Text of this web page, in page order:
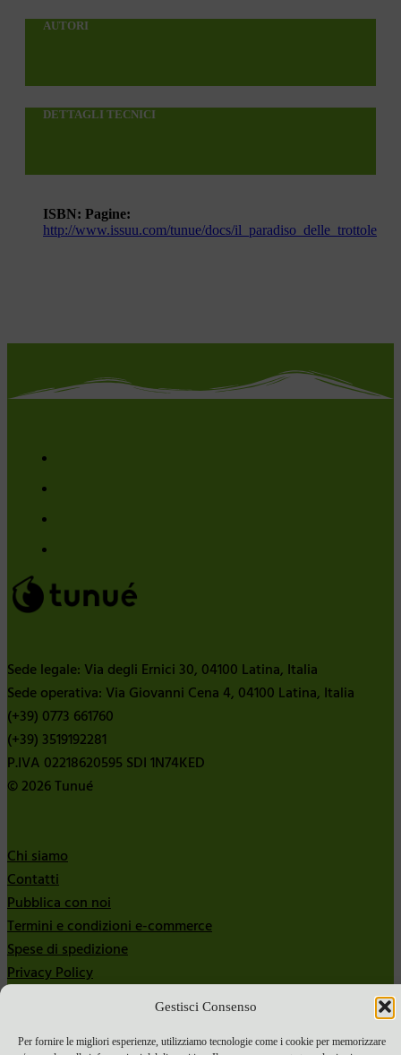
Gestisci Consenso
Per fornire le migliori esperienze, utilizziamo tecnologie come i cookie per memorizzare
AUTORI
DETTAGLI TECNICI
ISBN: Pagine:
http://www.issuu.com/tunue/docs/il_paradiso_delle_trottole
Sede legale: Via degli Ernici 30, 04100 Latina, Italia
Sede operativa: Via Giovanni Cena 4, 04100 Latina, Italia
(+39) 0773 661760
(+39) 3519192281
P.IVA 02218620595 SDI 1N74KED
© 2026 Tunué
Chi siamo
Contatti
Pubblica con noi
Termini e condizioni e-commerce
Spese di spedizione
Privacy Policy
Bandi